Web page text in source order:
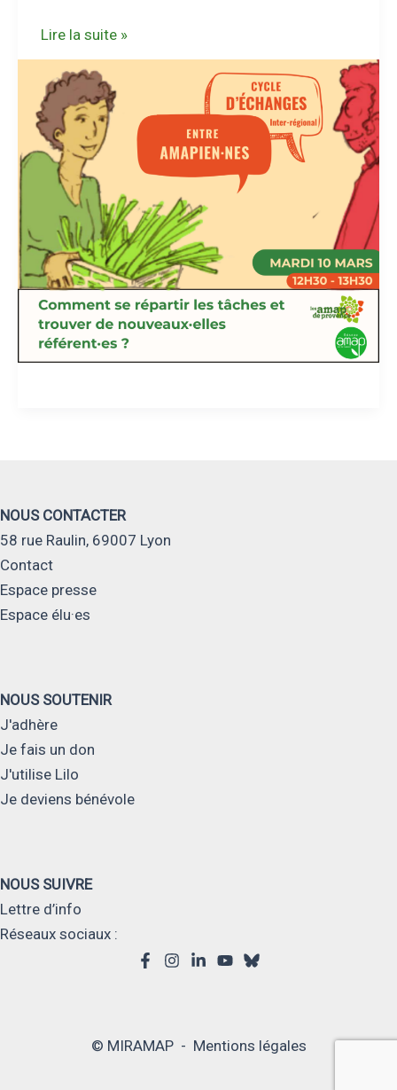
Comment
répartir
les
tâches
et
trouver
nouveaux
nouvelles
référentes
dans
vos
AMAP ?
Lire la suite »
NOUS CONTACTER
58 rue Raulin, 69007 Lyon
Contact
Espace presse
Espace élu·es
NOUS SOUTENIR
J'adhère
Je fais un don
J'utilise Lilo
Je deviens bénévole
NOUS SUIVRE
Lettre d’info
Réseaux sociaux :
© MIRAMAP - Mentions légales